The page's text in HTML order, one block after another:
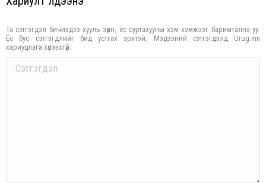
Та сэтгэгдэл бичихдээ хууль зүйн, ёс суртахууны хэм хэмжээг баримтална уу.
Ёс бус сэтгэгдлийг бид устгах эрхтэй. Мэдээний сэтгэгдэлд Urug.mn
хариуцлага хүлээхгүй.
Comment